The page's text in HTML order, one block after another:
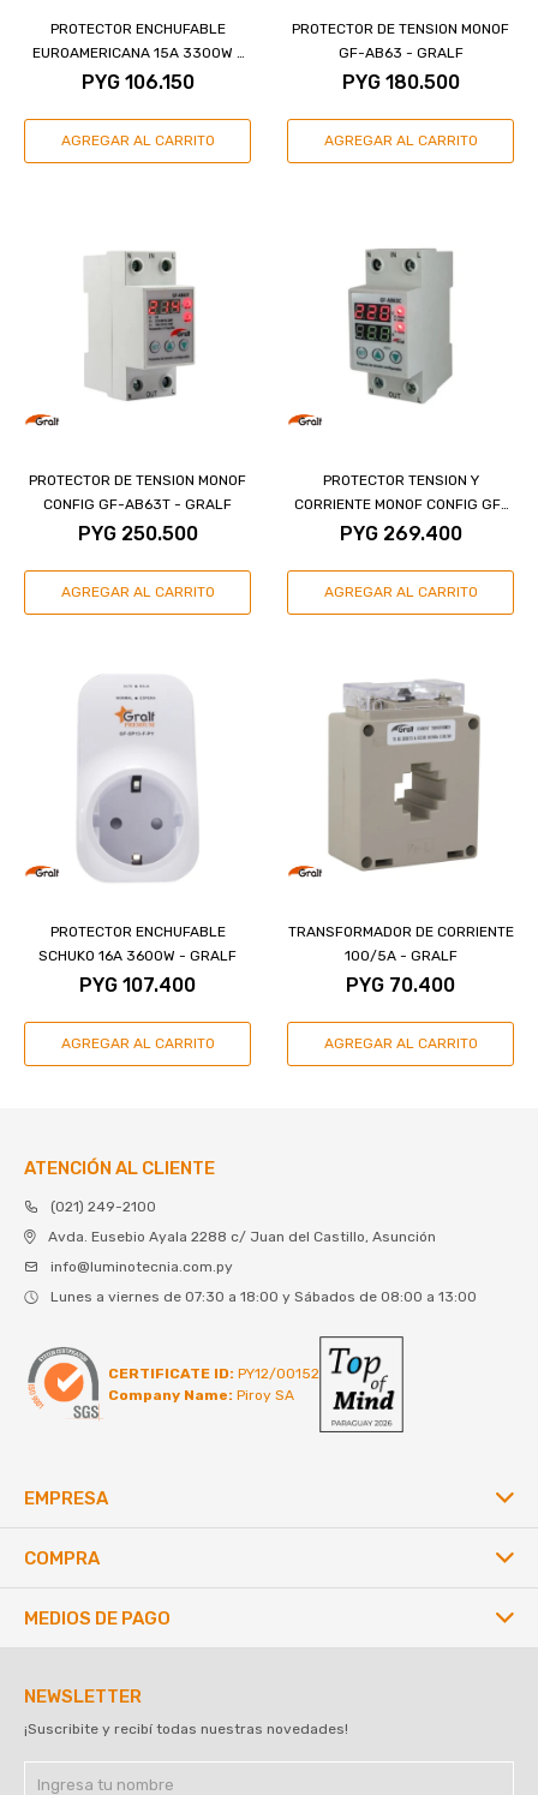
PROTECTOR ENCHUFABLE
EUROAMERICANA 15A 3300W -
GRALF
PYG 106.150
PROTECTOR DE TENSION MONOF
GF-AB63 - GRALF
PYG 180.500
PROTECTOR DE TENSION MONOF
CONFIG GF-AB63T - GRALF
PYG 250.500
PROTECTOR TENSION Y
CORRIENTE MONOF CONFIG GF-
AB63C - GRALF
PYG 269.400
PROTECTOR ENCHUFABLE
SCHUKO 16A 3600W - GRALF
PYG 107.400
TRANSFORMADOR DE CORRIENTE
100/5A - GRALF
PYG 70.400
ATENCIÓN AL CLIENTE
(021) 249-2100
Avda. Eusebio Ayala 2288 c/ Juan del Castillo, Asunción
info@luminotecnia.com.py
Lunes a viernes de 07:30 a 18:00 y Sábados de 08:00 a 13:00
CERTIFICATE ID: PY12/00152
Company Name: Piroy SA
EMPRESA
COMPRA
NEWSLETTER
¡Suscribite y recibí todas nuestras novedades!
MEDIOS DE PAGO